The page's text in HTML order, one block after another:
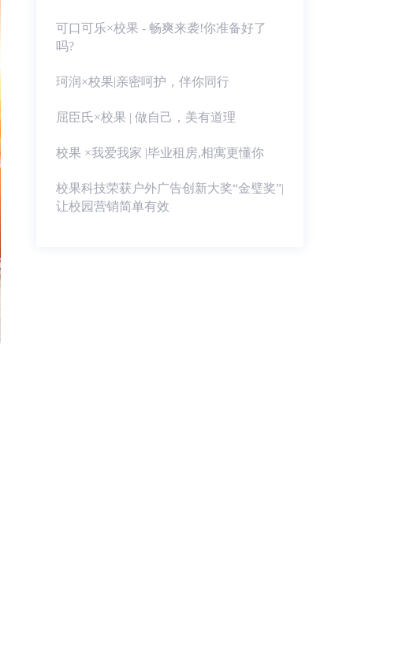
可口可乐×校果 - 畅爽来袭!你准备好了
吗?
珂润×校果|亲密呵护，伴你同行
屈臣氏×校果 | 做自己，美有道理
校果 ×我爱我家 |毕业租房,相寓更懂你
校果科技荣获户外广告创新大奖“金璧奖”|
让校园营销简单有效